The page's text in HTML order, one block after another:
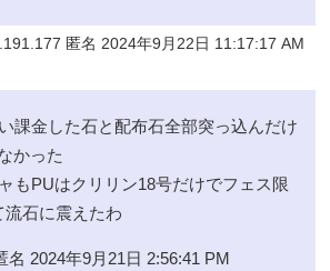
匿名 2024年9月22日 11:17:17 AM
課金した石と配布石全部突っ込んだけ
かった
もPUはクリリン18号だけでフェス限
石に震えたわ
名 2024年9月21日 2:56:41 PM